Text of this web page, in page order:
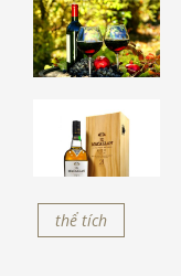
thể tích